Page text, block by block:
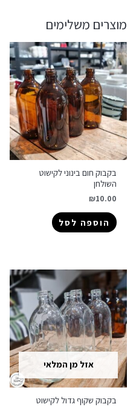
מוצרים משלימים
בקבוק חום בינוני לקישוט
השולחן
₪10.00
הוספה לסל
אזל מן המלאי
בקבוק שקוף גדול לקישוט